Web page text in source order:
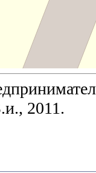
2011.